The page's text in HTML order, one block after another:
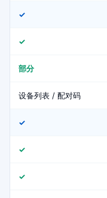
✓
✓
部分
设备列表 / 配对码
✓
✓
✓